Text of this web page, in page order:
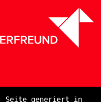
Seite generiert in